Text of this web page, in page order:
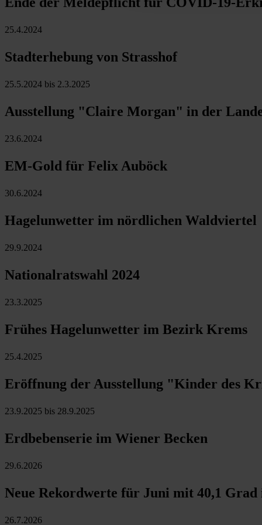
25.4.2024
Stadterhebung von Strasshof
25.5.2024 bis 2.3.2025
Ausstellung "Claire Morgan" in der
23.6.2024
EM-Gold für Felix Auböck
30.6.2024
Hagelunwetter im nördlichen Waldviertel
29.9.2024
Nationalratswahl 2024
23.3.2025
Frühes Hagelunwetter im Bezirk Krems
25.4.2025
Eröffnung der Ausstellung "Kinder des
23.9.2025 bis 28.9.2025
Erdbebenserie im Wiener Becken
29.6.2026
Neue Rekordwerte für Juni mit 40,1
26.7.2026